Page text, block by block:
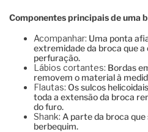
Componentes principais de uma
Acompanhar: Uma ponta
extremidade da broca que
perfuração.
Lábios cortantes: Bordas
removem o material à
Flautas: Os sulcos
toda a extensão da broca
do furo.
Shank: A parte da broca
berbequim.